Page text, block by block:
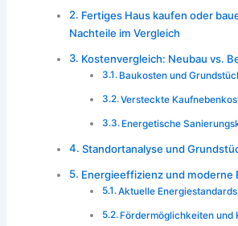
Fertiges Haus kaufen oder
Nachteile im Vergleich
Kostenvergleich: Neubau vs.
Baukosten und
Versteckte
Energetische
Standortanalyse und
Energieeffizienz und moderne
Aktuelle Energiestandards
Fördermöglichkeiten und